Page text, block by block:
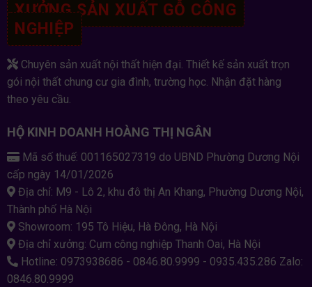
XƯỞNG SẢN XUẤT GỖ CÔNG
NGHIỆP
Chuyên sản xuất nội thất hiện đại. Thiết kế sản xuất trọn
gói nội thất chung cư gia đình, trường học. Nhận đặt hàng
theo yêu cầu.
HỘ KINH DOANH HOÀNG THỊ NGÂN
Mã số thuế: 001165027319 do UBND Phường Dương Nội
cấp ngày 14/01/2026
Địa chỉ: M9 - Lô 2, khu đô thị An Khang, Phường Dương Nội,
Thành phố Hà Nội
Showroom: 195 Tô Hiệu, Hà Đông, Hà Nội
Địa chỉ xưởng: Cụm công nghiệp Thanh Oai, Hà Nội
Hotline: 0973938686 - 0846.80.9999 - 0935.435.286 Zalo:
0846.80.9999